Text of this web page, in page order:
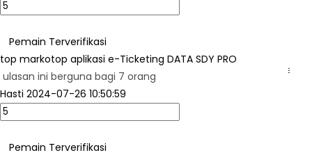
Pemain Terverifikasi
top markotop aplikasi e-Ticketing DATA SDY PRO
ulasan ini berguna bagi 7 orang
...
Hasti 2024-07-26 10:50:59
Pemain Terverifikasi